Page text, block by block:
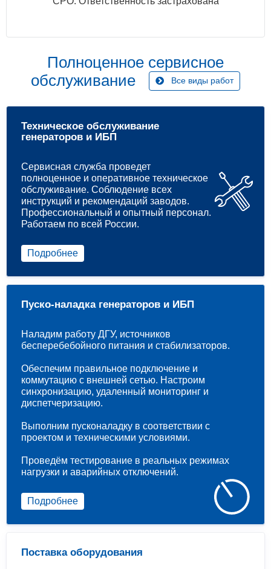
Полноценное сервисное
обслуживание
Все виды работ
Техническое обслуживание
генераторов и ИБП
Сервисная служба проведет
полноценное и оперативное техническое
обслуживание. Соблюдение всех
инструкций и рекомендаций заводов.
Профессиональный и опытный персонал.
Работаем по всей России.
Подробнее
Поставка оборудования
Пуско-наладка генераторов и ИБП
Наладим работу ДГУ, источников
бесперебебойного питания и стабилизаторов.
Обеспечим правильное подключение и
коммутацию с внешней сетью. Настроим
синхронизацию, удаленный мониторинг и
диспетчеризацию.
Выполним пусконаладку в соответствии с
проектом и техническими условиями.
Проведём тестирование в реальных режимах
нагрузки и аварийных отключений.
Подробнее